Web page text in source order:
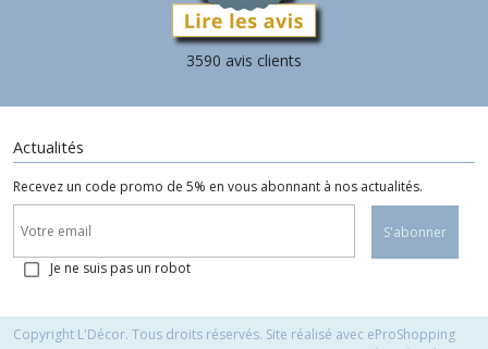
3590 avis clients
Actualités
Recevez un code promo de 5% en vous abonnant à nos actualités.
S'abonner
Je ne suis pas un robot
Copyright L'Décor. Tous droits réservés. Site réalisé avec eProShopping